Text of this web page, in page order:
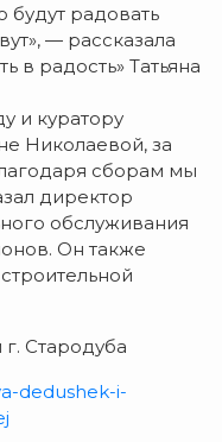
радовать
— рассказала
в радость» Татьяна
и куратору
Николаевой, за
сборам мы
директор
обслуживания
Он также
Стародуба
dedushek-i-